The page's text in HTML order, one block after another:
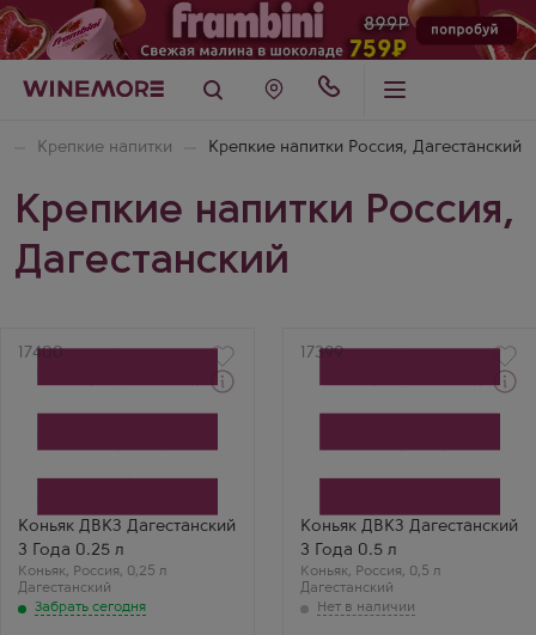
Крепкие напитки Крепкие напитки Россия, Дагестанский
Крепкие напитки Россия,
Дагестанский
Артикул
17400
Коньяк ДВКЗ Дагестанский
3 Года 0.25 л
Коньяк, Россия, 0,25 л
Дагестанский
Забрать сегодня
Old
Бренд
Дагестанский
Регион
Дагестан, Дербент
Выдержка
3 года
Артикул
17399
Коньяк ДВКЗ Дагестанский
3 Года 0.5 л
Коньяк, Россия, 0,5 л
Дагестанский
Old
Бренд
Дагестанский
Регион
Дагестан, Дербент
Выдержка
3 года